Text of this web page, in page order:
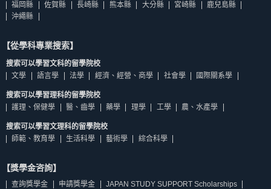
福岡縣
佐賀縣 長崎縣 熊本縣 大分縣 宮崎縣
鹿兒島縣
沖繩縣
【從學科專業搜索】
搜索可以學習文科的留學院校
文學
語言學 法學 經濟、經營、商學 社會學 國際關系學
搜索可以學習理科的留學院校
護理、保健學
醫、齒學 藥學 理學 工學 農、水產學
搜索可以學習文理科的留學院校
師範、教育學
生活科學 藝術學 綜合科學
【獎學金咨詢】
查詢獎學金 申請獎學金 JAPAN STUDY SUPPORT Scholarships